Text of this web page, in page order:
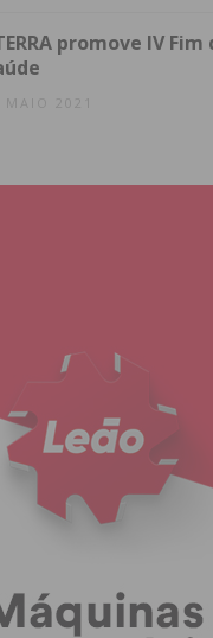
promove IV Fim
MAIO 2021